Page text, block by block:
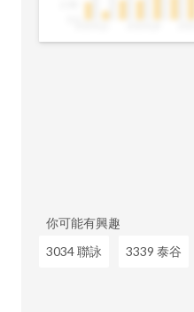
你可能有興趣
3034 聯詠
3339 泰谷